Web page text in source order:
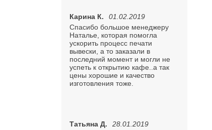
Карина К.
01.02.2019
Спасибо большое менеджеру
Наталье, которая помогла
ускорить процесс печати
вывески, а то заказали в
последний момент и могли не
успеть к открытию кафе..а так
цены хорошие и качество
изготовления тоже.
Татьяна Д.
28.01.2019